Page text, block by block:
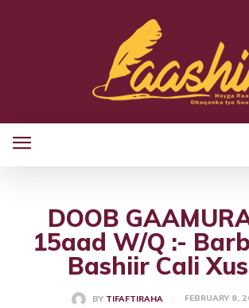
DOOB
15aad W/Q :-
Bashiir Cali
BY TIFAFTIRAHA FEBRUARY 8,